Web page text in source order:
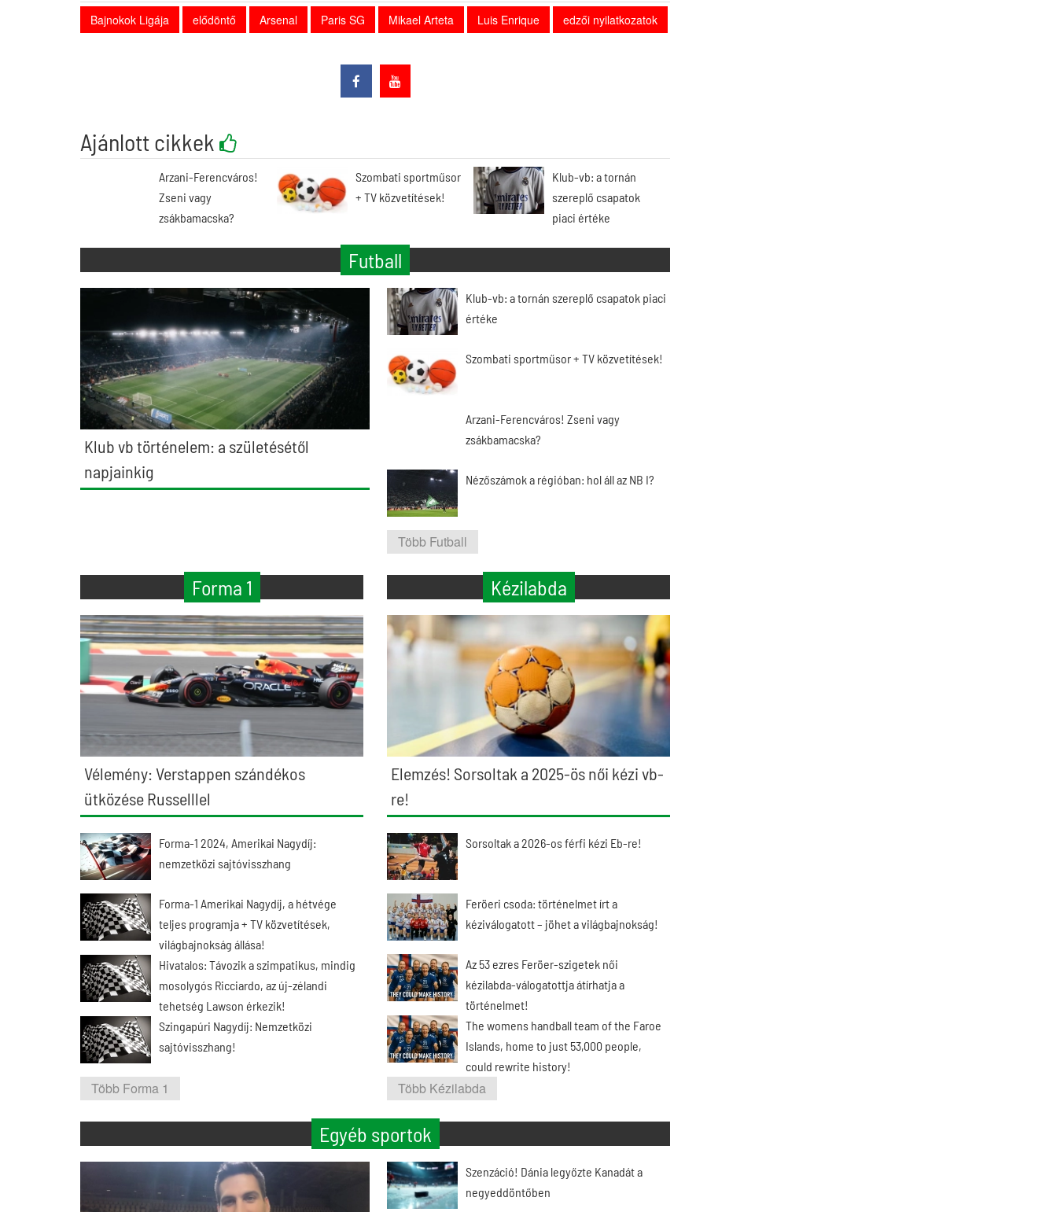
Bajnokok Ligája elődöntő Arsenal Paris SG Mikael Arteta Luis Enrique edzői nyilatkozatok
Ajánlott cikkek
Arzani-Ferencváros!
Zseni vagy
zsákbamacska?
Szombati sportműsor
+ TV közvetítések!
Klub-vb: a tornán
szereplő csapatok
piaci értéke
Futball
Klub vb történelem: a születésétől
napjainkig
Klub-vb: a tornán szereplő csapatok piaci
értéke
Szombati sportműsor + TV közvetítések!
Arzani-Ferencváros! Zseni vagy
zsákbamacska?
Nézőszámok a régióban: hol áll az NB I?
Több Futball
Forma 1
Vélemény: Verstappen szándékos
ütközése Russelllel
Forma-1 2024, Amerikai Nagydíj:
nemzetközi sajtóvisszhang
Forma-1 Amerikai Nagydíj, a hétvége
teljes programja + TV közvetítések,
világbajnokság állása!
Hivatalos: Távozik a szimpatikus, mindig
mosolygós Ricciardo, az új-zélandi
tehetség Lawson érkezik!
Szingapúri Nagydíj: Nemzetközi
sajtóvisszhang!
Több Forma 1
Kézilabda
Elemzés! Sorsoltak a 2025-ös női kézi vb-
re!
Sorsoltak a 2026-os férfi kézi Eb-re!
Feröeri csoda: történelmet írt a
kéziválogatott – jöhet a világbajnokság!
Az 53 ezres Feröer-szigetek női
kézilabda-válogatottja átírhatja a
történelmet!
The womens handball team of the Faroe
Islands, home to just 53,000 people,
could rewrite history!
Több Kézilabda
Egyéb sportok
Szenzáció! Dánia legyőzte Kanadát a
negyeddöntőben